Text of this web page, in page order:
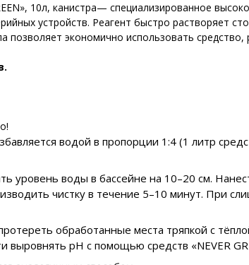
10л, канистра— специализированное
устройств. Реагент быстро растворяет
позволяет экономично использовать
водой в пропорции 1:4 (1 литр
уровень воды в бассейне на 10–20 см.
чистку в течение 5–10 минут. При
обработанные места тряпкой с
выровнять pH с помощью средств «NEVER